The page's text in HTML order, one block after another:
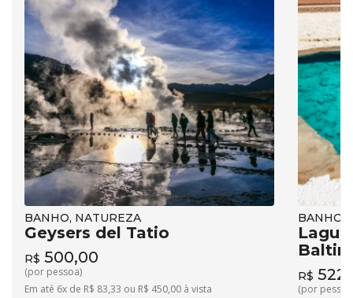
BANHO, NATUREZA
Geysers del Tatio
R$ 500,00
(por pessoa)
Em até 6x de R$ 83,33 ou R$ 450,00 à vista
BANHO,
R$
(por